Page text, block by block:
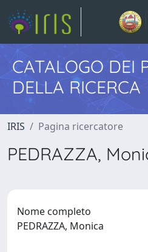
CATALOGO DEI
DELLA RICERCA
IRIS Pagina ricercatore
PEDRAZZA,
Nome completo
PEDRAZZA, Monica